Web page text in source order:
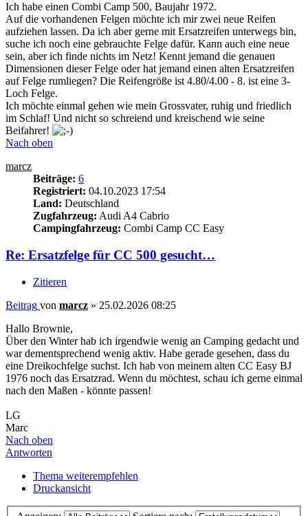
Ich habe einen Combi Camp 500, Baujahr 1972.
Auf die vorhandenen Felgen möchte ich mir zwei neue Reifen
aufziehen lassen. Da ich aber gerne mit Ersatzreifen unterwegs bin,
suche ich noch eine gebrauchte Felge dafür. Kann auch eine neue
sein, aber ich finde nichts im Netz! Kennt jemand die genauen
Dimensionen dieser Felge oder hat jemand einen alten Ersatzreifen
auf Felge rumliegen? Die Reifengröße ist 4.80/4.00 - 8. ist eine 3-
Loch Felge.
Ich möchte einmal gehen wie mein Grossvater, ruhig und friedlich
im Schlaf! Und nicht so schreiend und kreischend wie seine
Beifahrer!
Nach oben
marcz
Beiträge: 6
Registriert: 04.10.2023 17:54
Land: Deutschland
Zugfahrzeug: Audi A4 Cabrio
Campingfahrzeug: Combi Camp CC Easy
Re: Ersatzfelge für CC 500 gesucht…
Zitieren
Beitrag von marcz » 25.02.2026 08:25
Hallo Brownie,
Über den Winter hab ich irgendwie wenig an Camping gedacht und
war dementsprechend wenig aktiv. Habe gerade gesehen, dass du
eine Dreikochfelge suchst. Ich hab von meinem alten CC Easy BJ
1976 noch das Ersatzrad. Wenn du möchtest, schau ich gerne einmal
nach den Maßen - könnte passen!
LG
Marc
Nach oben
Antworten
Thema weiterempfehlen
Druckansicht